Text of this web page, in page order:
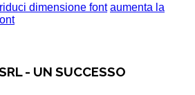
riduci dimensione font aumenta la
- UN SUCCESSO